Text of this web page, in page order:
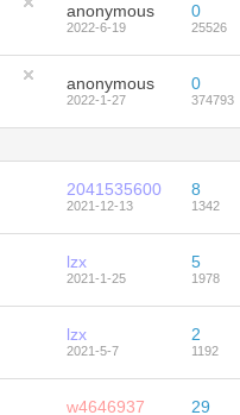
anonymous
2022-6-19
0
25526
anonymous
2022-1-27
0
374793
2041535600
2021-12-13
8
1342
lzx
2021-1-25
5
1978
lzx
2021-5-7
2
1192
w4646937 29